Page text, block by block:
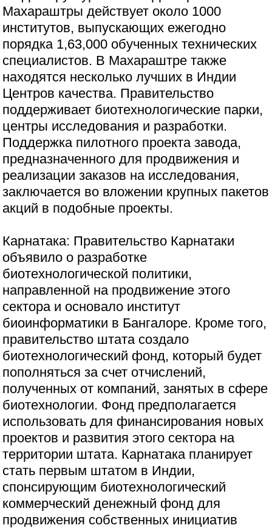
Махараштры действует около 1000
институтов, выпускающих ежегодно
порядка 1,63,000 обученных технических
специалистов. В Махараштре также
находятся несколько лучших в Индии
Центров качества. Правительство
поддерживает биотехнологические парки,
центры исследования и разработки.
Поддержка пилотного проекта завода,
предназначенного для продвижения и
реализации заказов на исследования,
заключается во вложении крупных пакетов
акций в подобные проекты.
Карнатака: Правительство Карнатаки
объявило о разработке
биотехнологической политики,
направленной на продвижение этого
сектора и основало институт
биоинформатики в Бангалоре. Кроме того,
правительство штата создало
биотехнологический фонд, который будет
пополняться за счет отчислений,
полученных от компаний, занятых в сфере
биотехнологии. Фонд предполагается
использовать для финансирования новых
проектов и развития этого сектора на
территории штата. Карнатака планирует
стать первым штатом в Индии,
спонсирующим биотехнологический
коммерческий денежный фонд для
продвижения собственных инициатив